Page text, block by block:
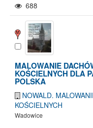
688
MALOWANIE
KOŚCIELNYCH DLA
POLSKA
NOWALD.
KOŚCIELNYCH
Wadowice